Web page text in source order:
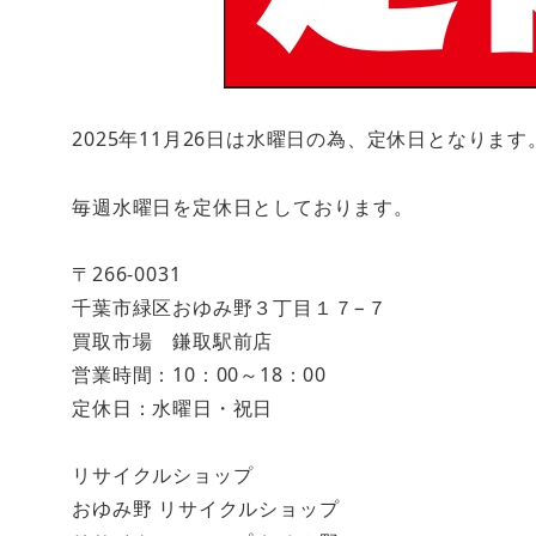
2025年11月26日は水曜日の為、定休日となります
毎週水曜日を定休日としております。
〒266-0031
千葉市緑区おゆみ野３丁目１７−７
買取市場 鎌取駅前店
営業時間：10：00～18：00
定休日：水曜日・祝日
リサイクルショップ
おゆみ野 リサイクルショップ